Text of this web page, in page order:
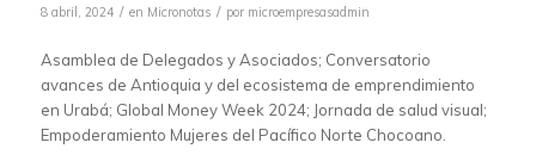
8 abril, 2024 / en Micronotas / por microempresasadmin
Asamblea de Delegados y Asociados; Conversatorio
avances de Antioquia y del ecosistema de emprendimiento
en Urabá; Global Money Week 2024; Jornada de salud visual;
Empoderamiento Mujeres del Pacífico Norte Chocoano.